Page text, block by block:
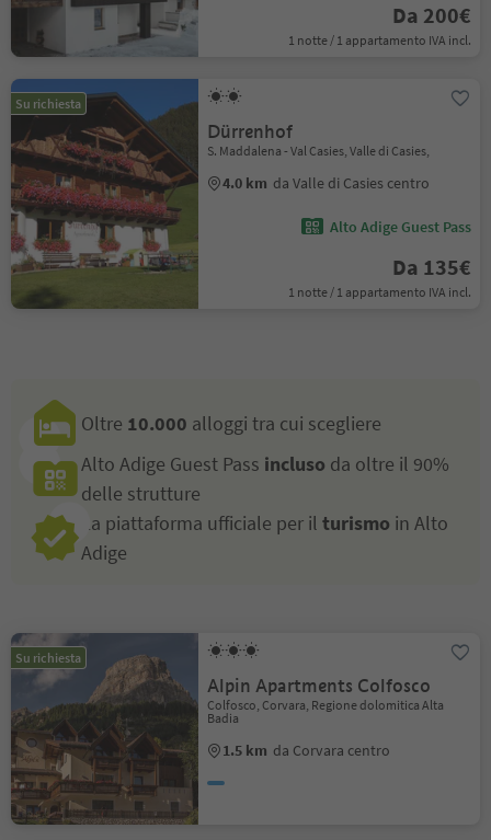
Da 200€
1 notte / 1 appartamento IVA incl.
Su richiesta
Dürrenhof
S. Maddalena - Val Casies, Valle di Casies,
4.0 km da Valle di Casies centro
Alto Adige Guest Pass
Da 135€
1 notte / 1 appartamento IVA incl.
Oltre 10.000 alloggi tra cui scegliere
Alto Adige Guest Pass incluso da oltre il 90%
delle strutture
La piattaforma ufficiale per il turismo in Alto
Adige
Su richiesta
Alpin Apartments Colfosco
Colfosco, Corvara, Regione dolomitica Alta
Badia
1.5 km da Corvara centro